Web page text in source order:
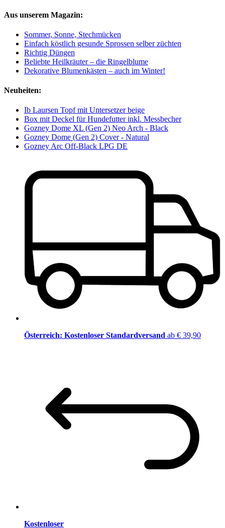
Aus unserem Magazin:
Sommer, Sonne, Stechmücken
Einfach köstlich gesunde Sprossen selber züchten
Richtig Düngen
Beliebte Heilkräuter – die Ringelblume
Dekorative Blumenkästen – auch im Winter!
Neuheiten:
Ib Laursen Topf mit Untersetzer beige
Box mit Deckel für Hundefutter inkl. Messbecher
Gozney Dome XL (Gen 2) Neo Arch - Black
Gozney Dome (Gen 2) Cover - Natural
Gozney Arc Off-Black LPG DE
Österreich: Kostenloser Standardversand ab € 39,90
Kostenloser